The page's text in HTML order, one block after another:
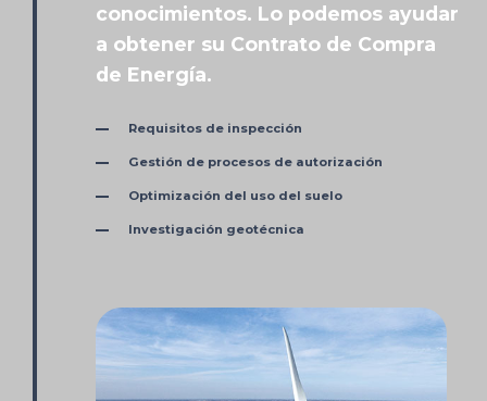
conocimientos. Lo podemos ayudar
a obtener su Contrato de Compra
de Energía.
Requisitos de inspección
Gestión de procesos de autorización
Optimización del uso del suelo
Investigación geotécnica